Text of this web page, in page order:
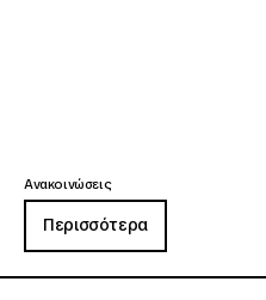
Ανακοινώσεις
Περισσότερα